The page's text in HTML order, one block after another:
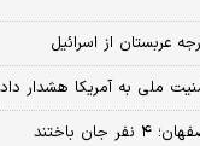
عربستان از اسرائیل
ملی به آمریکا هشدار داد
باختند